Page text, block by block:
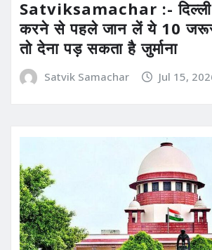
Satviksamachar :- दिल्ली
करने से पहले जान लें ये 10
तो देना पड़ सकता है जुर्माना
Satvik Samachar Jul 15,